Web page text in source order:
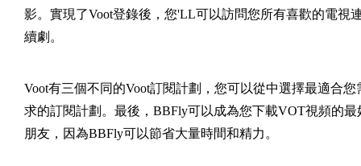
影。實現了Voot登錄後，您'LL可以訪問您所有喜歡的電視
續劇。
Voot有三個不同的Voot訂閱計劃，您可以從中選擇最適合您
求的訂閱計劃。最後，BBFly可以成為您下載VOT視頻的最
朋友，因為BBFly可以節省大量時間和精力。